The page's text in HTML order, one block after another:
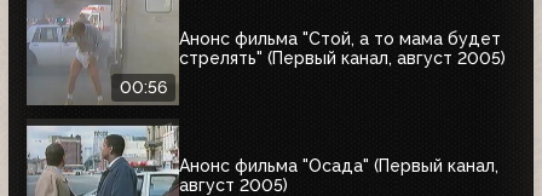
00:56
Анонс фильма "Стой, а то мама будет
стрелять" (Первый канал, август 2005)
Анонс фильма "Осада" (Первый канал,
август 2005)